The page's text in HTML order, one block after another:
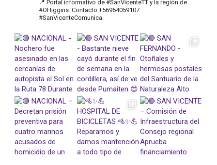
📍 Portal informativo de #SanVicenteTT y la región de
#OHiggins. Contacto +56964059107
#SanVicenteComunica.